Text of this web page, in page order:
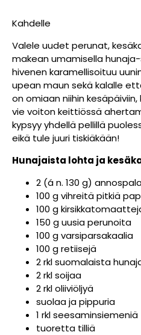
Kahdelle
Valele uudet perunat,
makean umamisella
hivenen karamellisoituu
upean maun sekä kalalle
on omiaan niihin
vie voiton keittiössä
kypsyy yhdellä pellillä
eikä tule juuri tiskiäkään!
Hunajaista lohta ja
2 (á n. 130 g)
100 g vihreitä pitkiä
100 g
150 g uusia perunoita
100 g varsiparsakaalia
100 g retiisejä
2 rkl suomalaista
2 rkl soijaa
2 rkl oliiviöljyä
suolaa ja pippuria
1 rkl seesaminsiemeniä
tuoretta tilliä